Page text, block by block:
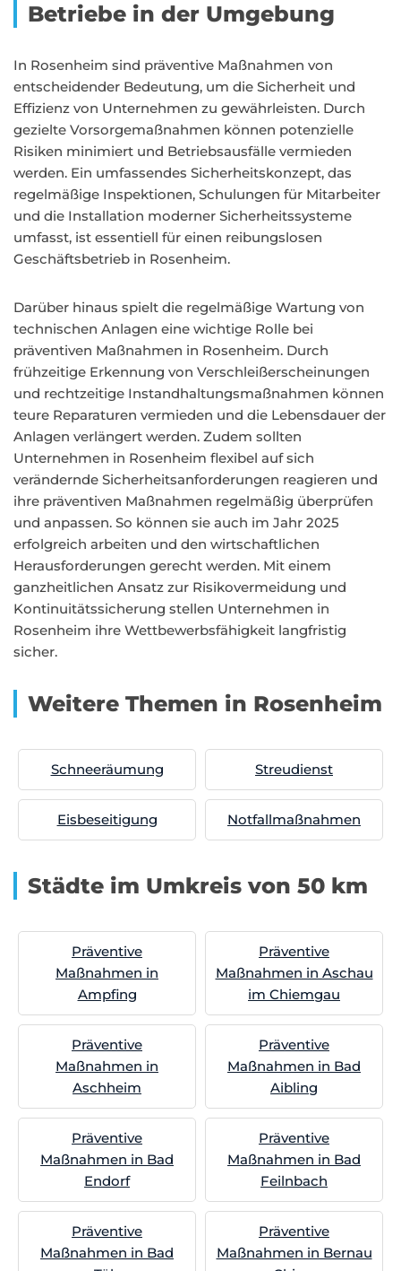
Betriebe in der Umgebung
In Rosenheim sind präventive Maßnahmen von
entscheidender Bedeutung, um die Sicherheit und
Effizienz von Unternehmen zu gewährleisten. Durch
gezielte Vorsorgemaßnahmen können potenzielle
Risiken minimiert und Betriebsausfälle vermieden
werden. Ein umfassendes Sicherheitskonzept, das
regelmäßige Inspektionen, Schulungen für Mitarbeiter
und die Installation moderner Sicherheitssysteme
umfasst, ist essentiell für einen reibungslosen
Geschäftsbetrieb in Rosenheim.
Darüber hinaus spielt die regelmäßige Wartung von
technischen Anlagen eine wichtige Rolle bei
präventiven Maßnahmen in Rosenheim. Durch
frühzeitige Erkennung von Verschleißerscheinungen
und rechtzeitige Instandhaltungsmaßnahmen können
teure Reparaturen vermieden und die Lebensdauer der
Anlagen verlängert werden. Zudem sollten
Unternehmen in Rosenheim flexibel auf sich
verändernde Sicherheitsanforderungen reagieren und
ihre präventiven Maßnahmen regelmäßig überprüfen
und anpassen. So können sie auch im Jahr 2025
erfolgreich arbeiten und den wirtschaftlichen
Herausforderungen gerecht werden. Mit einem
ganzheitlichen Ansatz zur Risikovermeidung und
Kontinuitätssicherung stellen Unternehmen in
Rosenheim ihre Wettbewerbsfähigkeit langfristig
sicher.
Weitere Themen in Rosenheim
Schneeräumung Streudienst
Eisbeseitigung Notfallmaßnahmen
Städte im Umkreis von 50 km
Präventive
Maßnahmen in
Ampfing
Präventive
Maßnahmen in Aschau
im Chiemgau
Präventive
Maßnahmen in
Aschheim
Präventive
Maßnahmen in Bad
Aibling
Präventive
Maßnahmen in Bad
Endorf
Präventive
Maßnahmen in Bad
Feilnbach
Präventive
Maßnahmen in Bad
Präventive
Maßnahmen in Bernau